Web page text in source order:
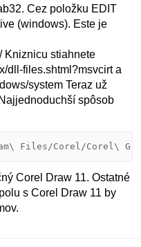
Cez položku EDIT
(windows). Este je
Kniznicu stiahnete
dll-files.shtml?msvcirt a
system Teraz už
spôsob
Files/Corel/Corel\
Corel Draw 11. Ostatné
s Corel Draw 11 by